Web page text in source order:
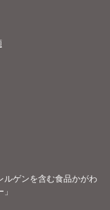
ルゲンを含む食品かがわ